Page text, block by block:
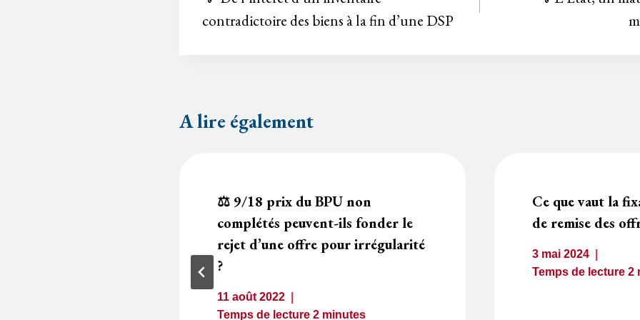
l’article
contradictoire des biens à la fin d’une DSP
A lire également
⚖️ 9/18 prix du BPU non
complétés peuvent-ils fonder le
rejet d’une offre pour irrégularité
?
11 août 2022
Temps de lecture 2 minutes
Ce que vaut la
de remise des
3 mai 2024
Temps de lecture 2